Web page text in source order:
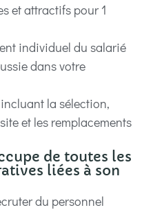
et attractifs pour 1
individuel du salarié
dans votre
la sélection,
et les remplacements
de toutes les
liées à son
du personnel